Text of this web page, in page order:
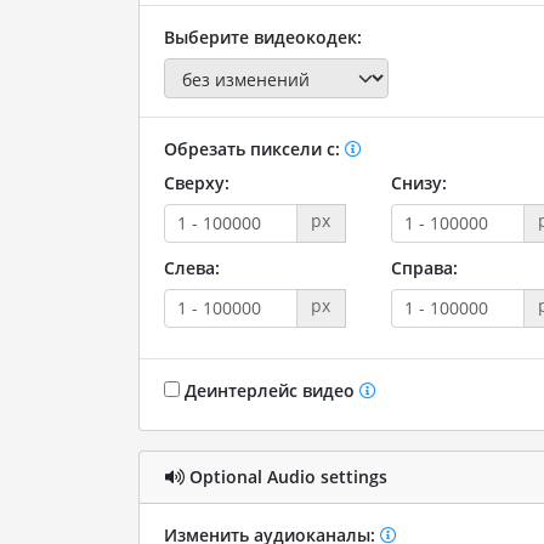
Выберите видеокодек:
Обрезать пиксели с:
Сверху:
px
Снизу:
Слева:
px
Справа:
Деинтерлейс видео
Optional Audio settings
Изменить аудиоканалы: